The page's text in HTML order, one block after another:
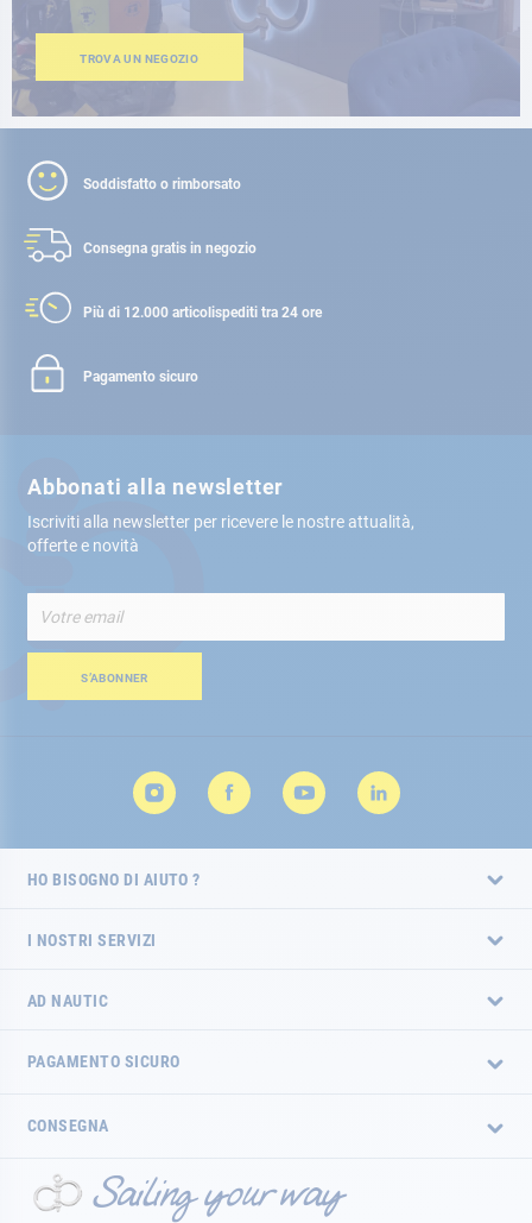
TROVA UN NEGOZIO
Soddisfatto o rimborsato
Consegna gratis in negozio
Più di 12.000 articolispediti tra 24 ore
Pagamento sicuro
Abbonati alla newsletter
Iscriviti alla newsletter per ricevere le nostre attualità,
offerte e novità
alla
nostra
Newsletter:S’ABONNER
HO BISOGNO DI AIUTO ?
I NOSTRI SERVIZI
AD NAUTIC
PAGAMENTO SICURO
CONSEGNA